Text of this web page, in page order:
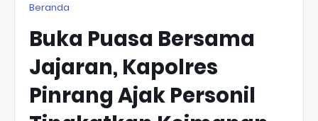
Beranda
Buka Puasa Bersama
Jajaran, Kapolres
Pinrang Ajak Personil